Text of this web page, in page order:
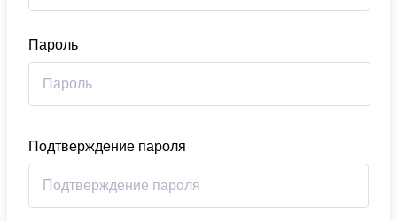
Пароль
Подтверждение пароля